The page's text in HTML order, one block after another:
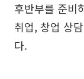
후반부를 준비
취업, 창업 상
다.